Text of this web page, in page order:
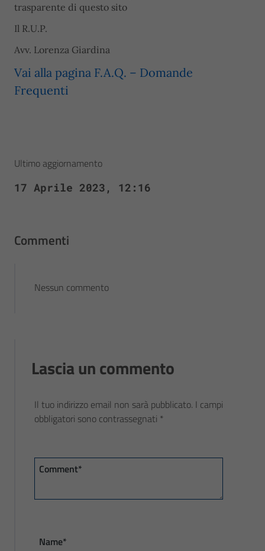
trasparente di questo sito
Il R.U.P.
Avv. Lorenza Giardina
Vai alla pagina F.A.Q. – Domande
Frequenti
Ultimo aggiornamento
17 Aprile 2023, 12:16
Commenti
Nessun commento
Lascia un commento
Il tuo indirizzo email non sarà pubblicato. I campi
obbligatori sono contrassegnati *
Comment*
Name*